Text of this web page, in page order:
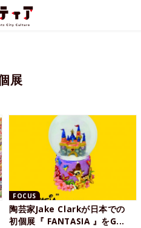
展
FOCUS
陶芸家Jake Clarkが日本での
初個展『 FANTASIA 』をG...